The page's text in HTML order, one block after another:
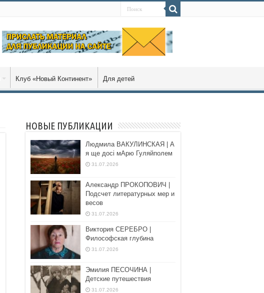
Клуб «Новый Континент» Для детей
НОВЫЕ ПУБЛИКАЦИИ
Людмила ВАКУЛИНСКАЯ | А
я ще досі мАрю Гуляйполем
31.07.2026
Александр ПРОКОПОВИЧ |
Подсчет литературных мер и
весов
31.07.2026
Виктория СЕРЕБРО |
Философская глубина
31.07.2026
Эмилия ПЕСОЧИНА |
Детские путешествия
31.07.2026